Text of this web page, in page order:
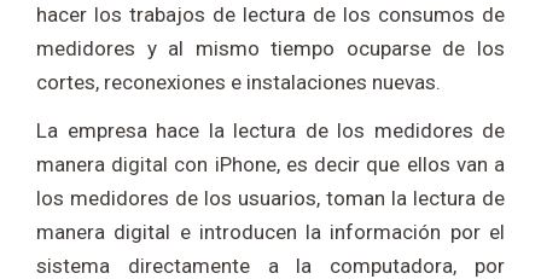
hacer los trabajos de lectura de los consumos de
medidores y al mismo tiempo ocuparse de los
cortes, reconexiones e instalaciones nuevas.
La empresa hace la lectura de los medidores de
manera digital con iPhone, es decir que ellos van a
los medidores de los usuarios, toman la lectura de
manera digital e introducen la información por el
sistema directamente a la computadora, por